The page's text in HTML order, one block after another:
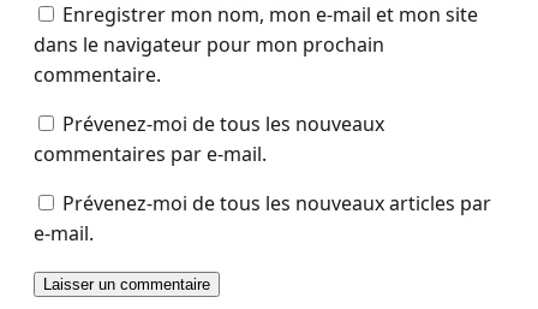
Enregistrer mon nom, mon e-mail et mon site
dans le navigateur pour mon prochain
commentaire.
Prévenez-moi de tous les nouveaux
commentaires par e-mail.
Prévenez-moi de tous les nouveaux articles par
e-mail.